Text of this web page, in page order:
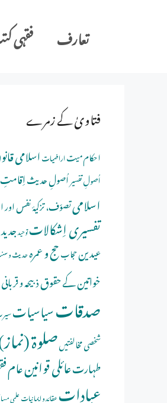
تعارف فقہی
فتاویٰ کے زمرے
احکام میتاراضیاتاسلامی
اُصولِ تفسیراُصولِ حدیث
اسلامیتصوّف، تزکیۂ نفس اور
تفسیری اِشکالاتتوحید
عیدینحجابحج و عمرہحدیث و
خواتین کے حقوقذبیحہ و قربانی
صدقاتسیاسیات
شخصی مخالفتیںصلوة
طہارتعائلی قوانینعام
عباداتعقائد و ایمانیاتعلمی